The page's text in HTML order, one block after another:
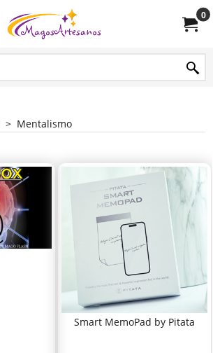
0
> Mentalismo
Smart MemoPad by Pitata